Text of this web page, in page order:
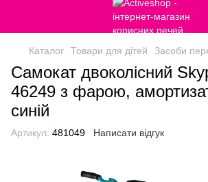
Каталог Товари для дітей Засоби
Самокат двоколісний
46249 з фарою,
синій
Артикул: 481049 Написати відгук